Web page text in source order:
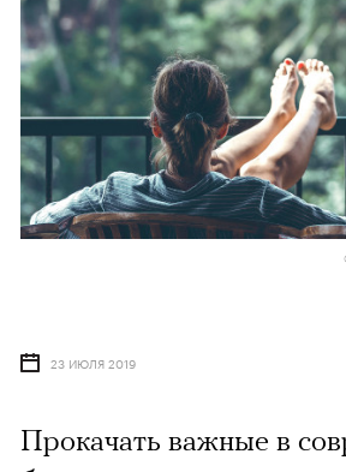
23 ИЮЛЯ 2019
Прокачать важные в